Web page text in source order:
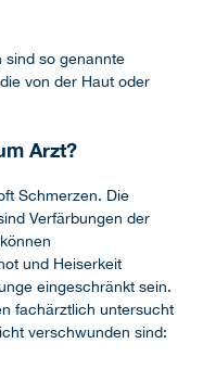
sind so genannte
von der Haut oder
Arzt?
Schmerzen. Die
Verfärbungen der
und Heiserkeit
eingeschränkt sein.
fachärztlich untersucht
verschwunden sind: